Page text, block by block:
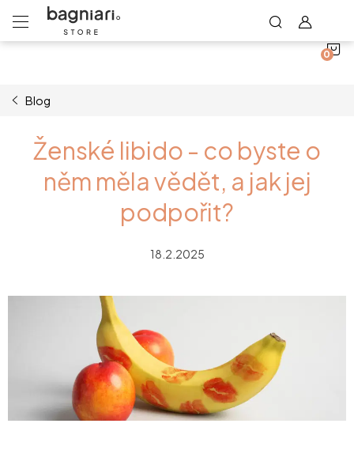
Blog
Ženské libido - co byste o
něm měla vědět, a jak jej
podpořit?
18.2.2025